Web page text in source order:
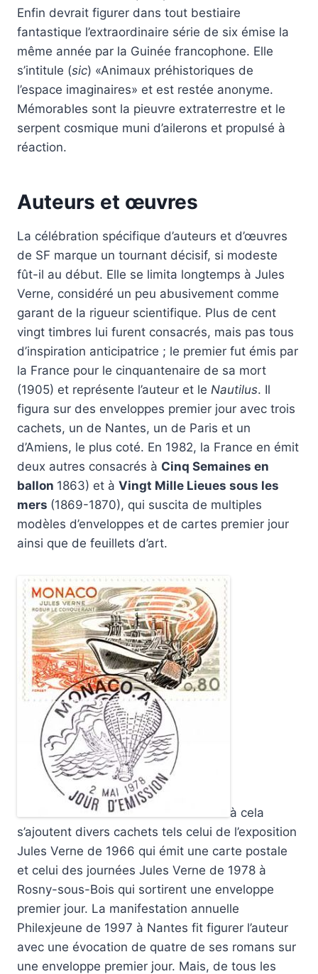
Enfin devrait figurer dans tout bestiaire
fantastique l’extraordinaire série de six émise la
même année par la Guinée francophone. Elle
s’intitule (sic) «Animaux préhistoriques de
l’espace imaginaires» et est restée anonyme.
Mémorables sont la pieuvre extraterrestre et le
serpent cosmique muni d’ailerons et propulsé à
réaction.
Auteurs et œuvres
La célébration spécifique d’auteurs et d’œuvres
de SF marque un tournant décisif, si modeste
fût-il au début. Elle se limita longtemps à Jules
Verne, considéré un peu abusivement comme
garant de la rigueur scientifique. Plus de cent
vingt timbres lui furent consacrés, mais pas tous
d’inspiration anticipatrice ; le premier fut émis par
la France pour le cinquantenaire de sa mort
(1905) et représente l’auteur et le Nautilus. Il
figura sur des enveloppes premier jour avec trois
cachets, un de Nantes, un de Paris et un
d’Amiens, le plus coté. En 1982, la France en émit
deux autres consacrés à Cinq Semaines en
ballon 1863) et à Vingt Mille Lieues sous les
mers (1869-1870), qui suscita de multiples
modèles d’enveloppes et de cartes premier jour
ainsi que de feuillets d’art.
à cela
s’ajoutent divers cachets tels celui de l’exposition
Jules Verne de 1966 qui émit une carte postale
et celui des journées Jules Verne de 1978 à
Rosny-sous-Bois qui sortirent une enveloppe
premier jour. La manifestation annuelle
Philexjeune de 1997 à Nantes fit figurer l’auteur
avec une évocation de quatre de ses romans sur
une enveloppe premier jour. Mais, de tous les